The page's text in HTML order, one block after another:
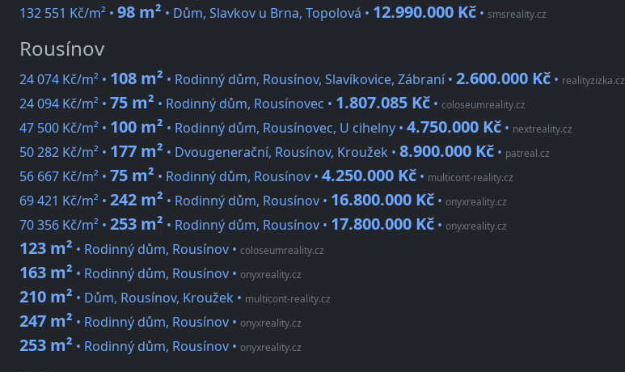
132 551 Kč/m² • 98 m² • Dům, Slavkov u Brna, Topolová • 12.990.000 Kč • smsreality.cz
Rousínov
24 074 Kč/m² • 108 m² • Rodinný dům, Rousínov, Slavíkovice, Zábraní • 2.600.000 Kč • realityzizka.cz
24 094 Kč/m² • 75 m² • Rodinný dům, Rousínovec • 1.807.085 Kč • coloseumreality.cz
47 500 Kč/m² • 100 m² • Rodinný dům, Rousínovec, U cihelny • 4.750.000 Kč • nextreality.cz
50 282 Kč/m² • 177 m² • Dvougenerační, Rousínov, Kroužek • 8.900.000 Kč • patreal.cz
56 667 Kč/m² • 75 m² • Rodinný dům, Rousínov • 4.250.000 Kč • multicont-reality.cz
69 421 Kč/m² • 242 m² • Rodinný dům, Rousínov • 16.800.000 Kč • onyxreality.cz
70 356 Kč/m² • 253 m² • Rodinný dům, Rousínov • 17.800.000 Kč • onyxreality.cz
123 m² • Rodinný dům, Rousínov • coloseumreality.cz
163 m² • Rodinný dům, Rousínov • onyxreality.cz
210 m² • Dům, Rousínov, Kroužek • multicont-reality.cz
247 m² • Rodinný dům, Rousínov • onyxreality.cz
253 m² • Rodinný dům, Rousínov • onyxreality.cz